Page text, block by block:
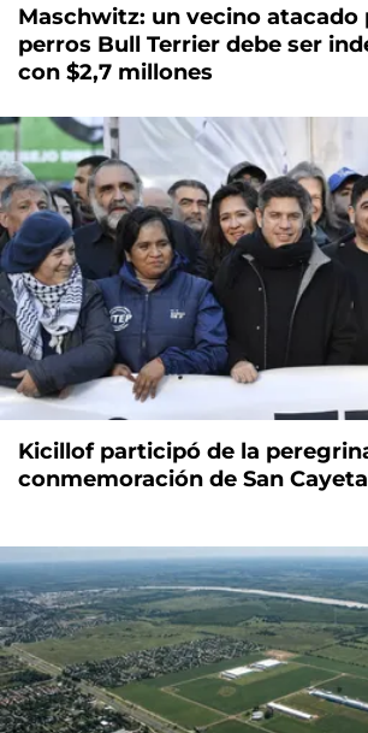
Maschwitz: un vecino atacado
perros Bull Terrier debe ser
con $2,7 millones
Kicillof participó de la
conmemoración de San